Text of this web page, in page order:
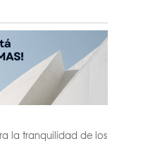
la tranquilidad de los